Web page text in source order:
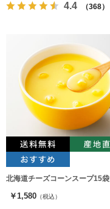
4.4 （368）
北海道チーズコーンスープ15袋
￥1,580 （税込）